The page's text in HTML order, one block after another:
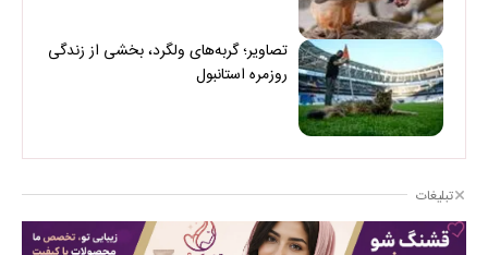
تصاویر؛ گربه‌های ولگرد، بخشی از زندگی
روزمره استانبول
تبلیغات